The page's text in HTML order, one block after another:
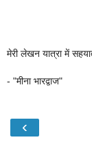
मेरी लेखन यात्रा में
- "मीना भारद्वाज"
‹